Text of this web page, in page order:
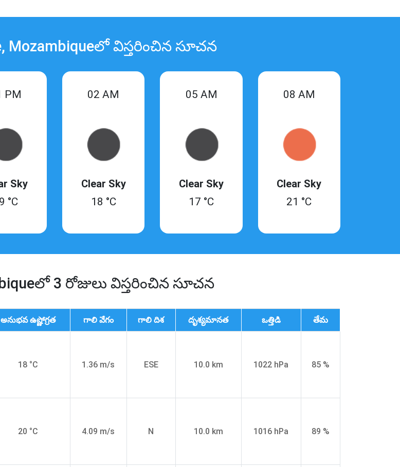
Mozambiqueలో విస్తరించిన సూచన
PM
Sky
°C
02 AM
Clear Sky
18 °C
05 AM
Clear Sky
17 °C
08 AM
Clear Sky
21 °C
3 రోజులు విస్తరించిన సూచన
అనుభవ ఉష్ణోగ్రత గాలి వేగం గాలి దిశ దృశ్యమానత ఒత్తిడి తేమ
18 °C 1.36 m/s ESE 10.0 km 1022 hPa 85 %
20 °C 4.09 m/s N 10.0 km 1016 hPa 89 %